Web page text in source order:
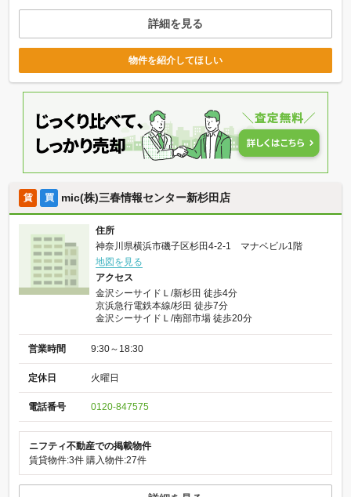
詳細を見る
物件を紹介してほしい
賃 買 mic(株)三春情報センター新杉田店
住所
神奈川県横浜市磯子区杉田4-2-1 マナベビル1階
地図を見る
アクセス
金沢シーサイドＬ/新杉田 徒歩4分
京浜急行電鉄本線/杉田 徒歩7分
金沢シーサイドＬ/南部市場 徒歩20分
営業時間 9:30～18:30
定休日 火曜日
電話番号 0120-847575
ニフティ不動産での掲載物件
賃貸物件:3件 購入物件:27件